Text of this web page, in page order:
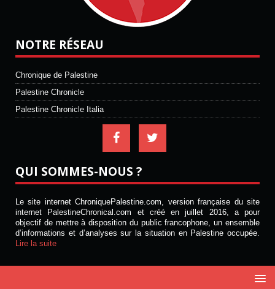
NOTRE RÉSEAU
Chronique de Palestine
Palestine Chronicle
Palestine Chronicle Italia
QUI SOMMES-NOUS ?
Le site internet ChroniquePalestine.com, version française du site
internet PalestineChronical.com et créé en juillet 2016, a pour
objectif de mettre à disposition du public francophone, un ensemble
d’informations et d’analyses sur la situation en Palestine occupée.
Lire la suite